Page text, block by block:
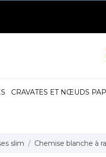
CRAVATES ET NŒUDS
slim Chemise blanche à